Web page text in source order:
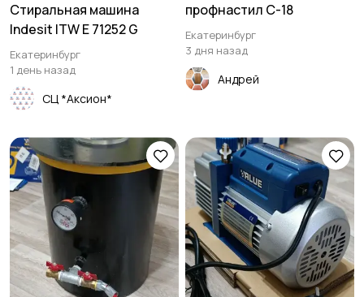
Стиральная машина
Indesit ITW E 71252 G
Екатеринбург
1 день назад
СЦ *Аксион*
профнастил С-18
Екатеринбург
3 дня назад
Андрей